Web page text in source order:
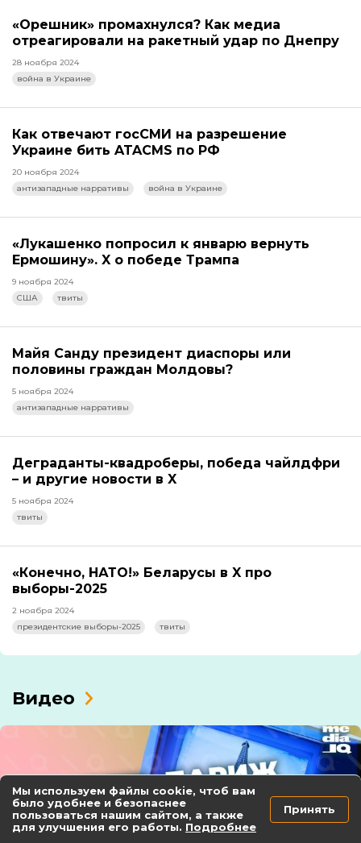
«Орешник» промахнулся? Как медиа
отреагировали на ракетный удар по Днепру
28 ноября 2024
война в Украине
Как отвечают госСМИ на разрешение
Украине бить ATACMS по РФ
20 ноября 2024
антизападные нарративы
война в Украине
«Лукашенко попросил к январю вернуть
Ермошину». X о победе Трампа
9 ноября 2024
США
твиты
Майя Санду президент диаспоры или
половины граждан Молдовы?
5 ноября 2024
антизападные нарративы
Деграданты-квадроберы, победа чайлдфри
– и другие новости в X
5 ноября 2024
твиты
«Конечно, НАТО!» Беларусы в X про
выборы-2025
2 ноября 2024
президентские выборы-2025
твиты
Видео
Мы используем файлы cookie, чтоб вам
было удобнее и безопаснее
пользоваться нашим сайтом, а также
для улучшения его работы. Подробнее
Принять